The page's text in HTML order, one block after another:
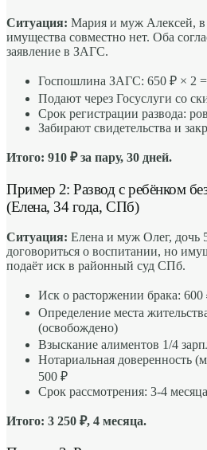
Ситуация: Мария и муж Алексей, в
имущества совместно нет. Оба
заявление в ЗАГС.
Госпошлина ЗАГС: 650 ₽ × 2 =
Подают через Госуслуги со
Срок регистрации развода:
Забирают свидетельства и
Итого: 910 ₽ за пару, 30 дней.
Пример 2: Развод с ребёнком
(Елена, 34 года, СПб)
Ситуация: Елена и муж Олег, дочь
договориться о воспитании, но
подаёт иск в районный суд СПб.
Иск о расторжении брака: 600
Определение места
(освобождено)
Взыскание алиментов 1/4
Нотариальная доверенность
500 ₽
Срок рассмотрения: 3-4 месяца
Итого: 3 250 ₽, 4 месяца.